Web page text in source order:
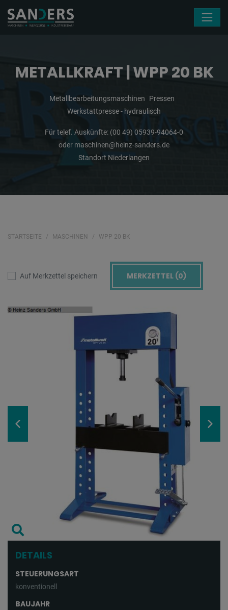
METALLKRAFT | WPP 20 BK
Metallbearbeitungsmaschinen
Pressen
Werkstattpresse - hydraulisch
Für telef. Auskünfte: (00 49) 05939-94064-0
oder maschinen@heinz-sanders.de
Standort Niederlangen
STARTSEITE MASCHINEN WPP 20 BK
Auf Merkzettel speichern MERKZETTEL (0)
DETAILS
STEUERUNGSART
konventionell
BAUJAHR